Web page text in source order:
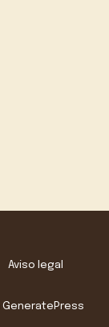
Aviso legal
GeneratePress